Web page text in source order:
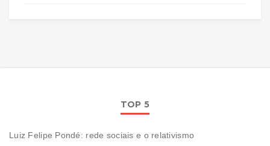
TOP 5
Luiz Felipe Pondé: rede sociais e o relativismo